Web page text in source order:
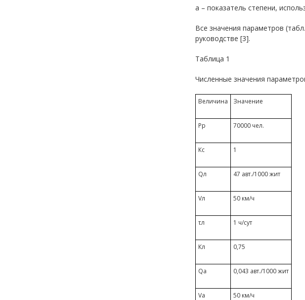
а – показатель степени,
Все значения параметров
руководстве [3].
Таблица 1
Численные значения
Величина Значение
Рр 70000 чел.
Кс 1
Qл 47 авт./1000 жит
Vл 50 км/ч
τл 1 ч/сут
Кл 0,75
Qa 0,043 авт./1000 жит
Va 50 км/ч